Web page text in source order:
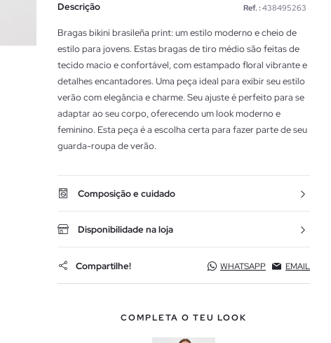
Descrição Ref. : 438495263
Bragas bikini brasileña print: um estilo moderno e cheio de
estilo para jovens. Estas bragas de tiro médio são feitas de
tecido macio e confortável, com estampado floral vibrante e
detalhes encantadores. Uma peça ideal para exibir seu estilo
verão com elegância e charme. Seu ajuste é perfeito para se
adaptar ao seu corpo, oferecendo um look moderno e
feminino. Esta peça é a escolha certa para fazer parte de seu
guarda-roupa de verão.
Composição e cuidado
Disponibilidade na loja
Compartilhe! WHATSAPP EMAIL
COMPLETA O TEU LOOK